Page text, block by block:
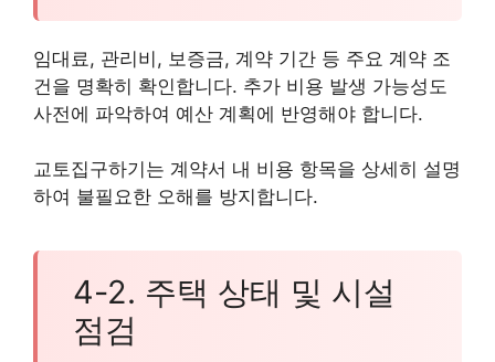
임대료, 관리비, 보증금, 계약 기간 등 주요 계약 조
건을 명확히 확인합니다. 추가 비용 발생 가능성도
사전에 파악하여 예산 계획에 반영해야 합니다.
교토집구하기는 계약서 내 비용 항목을 상세히 설명
하여 불필요한 오해를 방지합니다.
4-2. 주택 상태 및 시설
점검